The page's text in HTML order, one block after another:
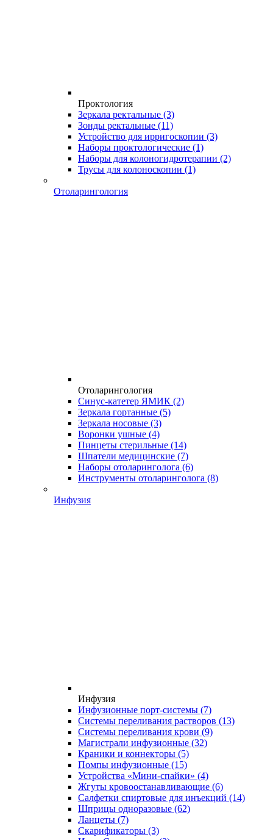
Проктология
Зеркала ректальные (3)
Зонды ректальные (11)
Устройство для ирригоскопии (3)
Наборы проктологические (1)
Наборы для колоногидротерапии (2)
Трусы для колоноскопии (1)
Отоларингология
Отоларингология
Синус-катетер ЯМИК (2)
Зеркала гортанные (5)
Зеркала носовые (3)
Воронки ушные (4)
Пинцеты стерильные (14)
Шпатели медицинские (7)
Наборы отоларинголога (6)
Инструменты отоларинголога (8)
Инфузия
Инфузия
Инфузионные порт-системы (7)
Системы переливания растворов (13)
Системы переливания крови (9)
Магистрали инфузионные (32)
Краники и коннекторы (5)
Помпы инфузионные (15)
Устройства «Мини-спайки» (4)
Жгуты кровоостанавливающие (6)
Салфетки спиртовые для инъекций (14)
Шприцы одноразовые (62)
Ланцеты (7)
Скарификаторы (3)